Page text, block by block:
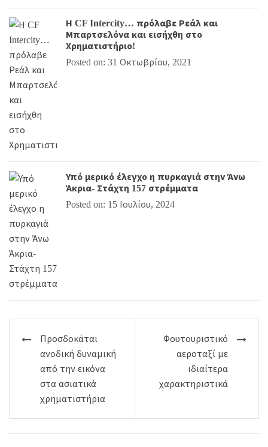
Η CF Intercity… πρόλαβε Ρεάλ και
Μπαρτσελόνα και εισήχθη στο
Χρηματιστήριο!
Posted on: 31 Οκτωβρίου, 2021
Υπό μερικό έλεγχο η πυρκαγιά στην Άνω
Άκρια- Στάχτη 157 στρέμματα
Posted on: 15 Ιουλίου, 2024
Πλοήγηση
άρθρων
Προσδοκάται
ανοδική δυναμική
από την εικόνα
στα ασιατικά
χρηματιστήρια
Φουτουριστικό
αεροταξί με
ιδιαίτερα
χαρακτηριστικά